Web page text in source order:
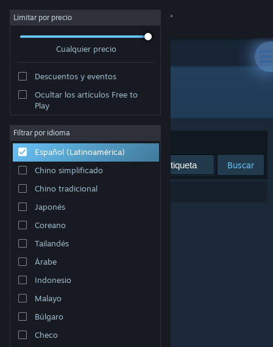
Iniciar sesión
Acerca de
Soporte
Cambiar idioma
Obtener la aplicación de Steam Mobile
Ver versión clásica
Limitar por precio
Cualquier precio
Descuentos y eventos
Ocultar los artículos Free to
Play
Filtrar por idioma
Español (Latinoamérica)
Chino simplificado
Chino tradicional
Japonés
Coreano
Tailandés
Árabe
Indonesio
Malayo
Búlgaro
Checo
Editor: Proletariat, Inc.
Ordenar por Relevancia
Buscar
0 resultado(s) coinciden con la búsqueda.